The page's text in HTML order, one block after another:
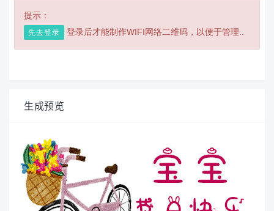
提示：
先去登录 登录后才能制作WIFI网络二维码，以便于管理..
生成预览